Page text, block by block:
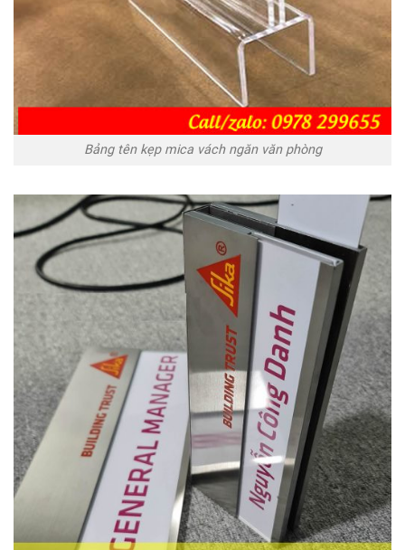
Bảng tên kẹp mica vách ngăn văn phòng